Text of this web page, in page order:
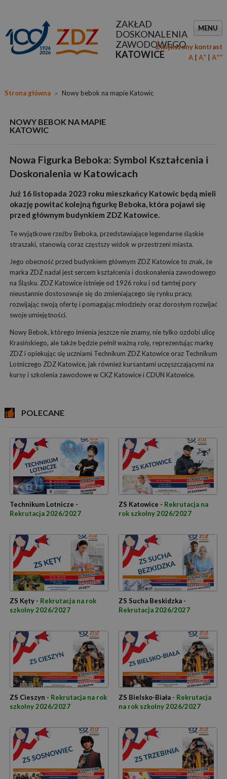
ZAKŁAD
DOSKONALENIA
ZAWODOWEGO
KATOWICE
MENU
Zwiększony kontrast
A
A+ A++
Strona główna » Nowy bebok na mapie Katowic
NOWY BEBOK NA MAPIE
KATOWIC
Nowa Figurka Beboka: Symbol Kształcenia i
Doskonalenia w Katowicach
Już 16 listopada 2023 roku mieszkańcy Katowic będą mieli
okazję powitać kolejną figurkę Beboka, która pojawi się
przed głównym budynkiem ZDZ Katowice.
Te wyjątkowe rzeźby Beboka, przedstawiające legendarne śląskie
straszaki, stanowią coraz częstszy widok w przestrzeni miasta.
Jego obecność przed budynkiem głównym ZDZ Katowice to znak, że
marka ZDZ nadal jest sercem kształcenia i doskonalenia zawodowego
na Śląsku. ZDZ Katowice istnieje od 1926 roku i od tamtej pory
nieustannie dostosowuje się do zmieniającego się rynku pracy,
rozwijając swoją ofertę i pomagając młodzieży oraz dorosłym rozwijać
swoje umiejętności.
Nowy Bebok, którego imienia jeszcze nie znamy, nie tylko ozdobi ulicę
Krasińskiego, ale także będzie pełnił ważną rolę, reprezentując markę
ZDZ i opiekując się uczniami Technikum ZDZ Katowice oraz Technikum
Lotniczego ZDZ Katowice, jak również kursantami uczęszczającymi na
kursy i szkolenia zawodowe w CKZ Katowice i CDUN Katowice.
POLECANE
Technikum Lotnicze -
Rekrutacja 2026/2027
ZS Katowice - Rekrutacja na
rok szkolny 2026/2027
ZS Kęty - Rekrutacja na rok
szkolny 2026/2027
ZS Sucha Beskidzka -
Rekrutacja 2026/2027
ZS Cieszyn - Rekrutacja na rok
szkolny 2026/2027
ZS Bielsko-Biała - Rekrutacja
na rok szkolny 2026/2027